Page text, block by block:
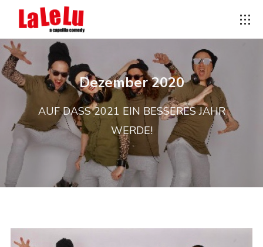
Dezember 2020
AUF DASS 2021 EIN BESSERES JAHR
WERDE!